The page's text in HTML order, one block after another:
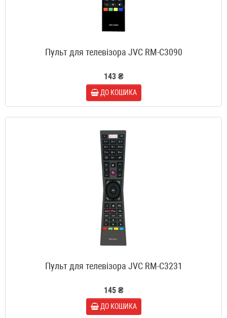
Пульт для телевізора JVC RM-C3090
143 ₴
ДО КОШИКА
Пульт для телевізора JVC RM-C3231
145 ₴
ДО КОШИКА